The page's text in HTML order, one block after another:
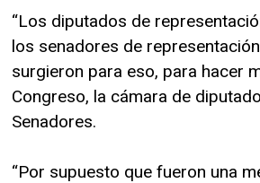
“Los diputados de
los senadores de
surgieron para eso, para hacer
Congreso, la cámara de
Senadores.
“Por supuesto que fueron una